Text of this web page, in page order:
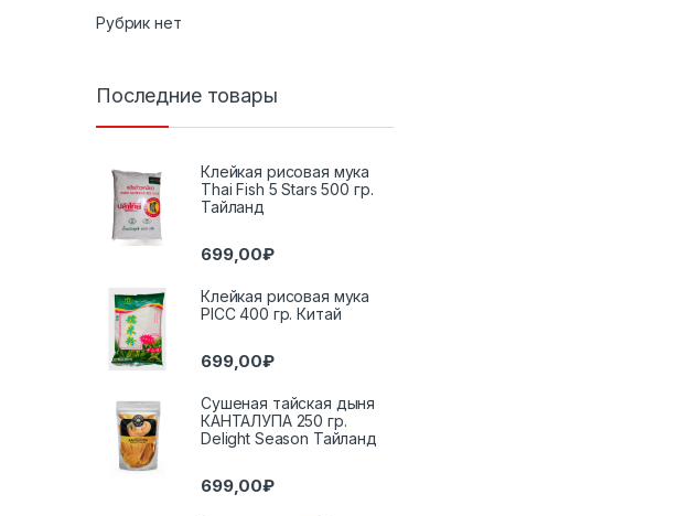
Рубрик нет
Последние товары
Клейкая рисовая мука
Thai Fish 5 Stars 500 гр.
Тайланд
699,00₽
Клейкая рисовая мука
PICC 400 гр. Китай
699,00₽
Сушеная тайская дыня
КАНТАЛУПА 250 гр.
Delight Season Тайланд
699,00₽